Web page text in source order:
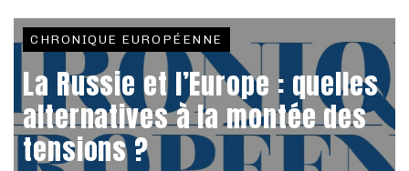
CHRONIQUE EUROPÉENNE
La Russie et l’Europe : quelles
alternatives à la montée des
tensions ?